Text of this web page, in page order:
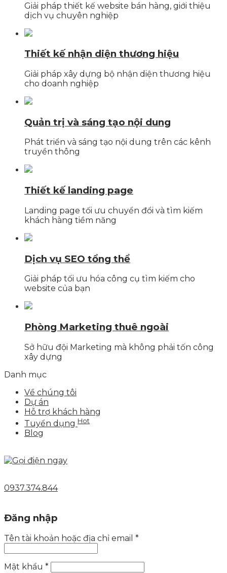
Giải pháp thiết kế website bán hàng, giới thiệu
dịch vụ chuyên nghiệp
Thiết kế nhận diện thương hiệu
Giải pháp xây dựng bộ nhận diện thương hiệu
cho doanh nghiệp
Quản trị và sáng tạo nội dung
Phát triển và sáng tạo nội dung trên các kênh
truyền thông
Thiết kế landing page
Landing page tối ưu chuyển đổi và tìm kiếm
khách hàng tiềm năng
Dịch vụ SEO tổng thể
Giải pháp tối ưu hóa công cụ tìm kiếm cho
website của bạn
Phòng Marketing thuê ngoài
Sở hữu đội Marketing mà không phải tốn công
xây dựng
Danh mục
Về chúng tôi
Dự án
Hỗ trợ khách hàng
Tuyển dụng Hot
Blog
0937.374.844
Đăng nhập
Tên tài khoản hoặc địa chỉ email *
Mật khẩu *